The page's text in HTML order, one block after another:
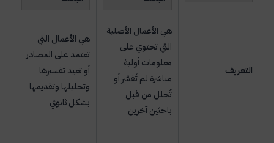
التعريف
هي الأعمال الأصلية
التي تحتوي على
معلومات أولية
مباشرة لم تُفسَّر أو
تُحلل من قبل
باحثين آخرين
هي الأعمال التي
تعتمد على المصادر
أو تعيد تفسيرها
وتحليلها وتقديمها
بشكل ثانوي